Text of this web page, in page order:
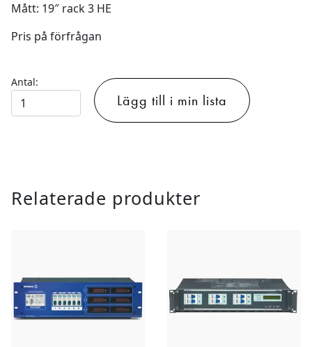
Mått: 19″ rack 3 HE
Pris på förfrågan
Antal:
ELCENTRAL
PDU
mängd
Lägg till i min lista
Relaterade produkter